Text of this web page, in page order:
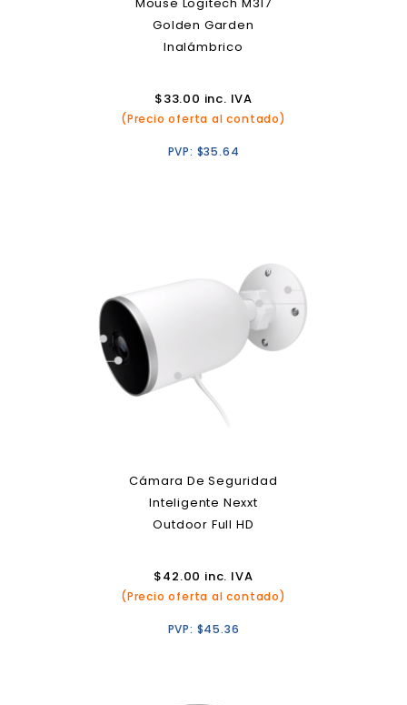
Golden Garden
Inalámbrico
$33.00 inc. IVA
(Precio oferta al contado)
PVP: $35.64
Cámara De Seguridad
Inteligente Nexxt
Outdoor Full HD
$42.00 inc. IVA
(Precio oferta al contado)
PVP: $45.36